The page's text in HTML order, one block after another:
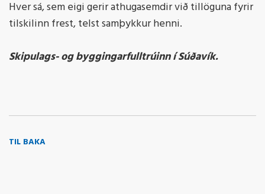
Hver sá, sem eigi gerir athugasemdir við tillöguna fyrir
tilskilinn frest, telst samþykkur henni.
Skipulags- og byggingarfulltrúinn í Súðavík.
TIL BAKA